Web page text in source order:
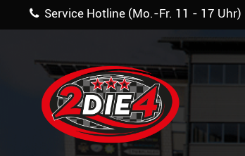
Service Hotline (Mo.-Fr. 11 - 17